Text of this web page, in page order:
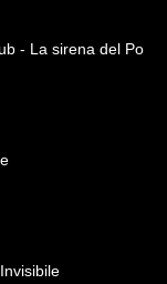
- La sirena del Po